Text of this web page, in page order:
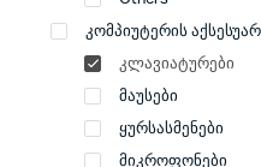
კომპიუტერის
კლავიატურები
მაუსები
ყურსასმენები
მიკროფონები